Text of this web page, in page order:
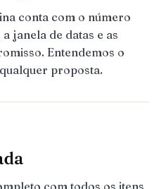
conta com o número
janela de datas e as
Entendemos o
proposta.
com todos os itens